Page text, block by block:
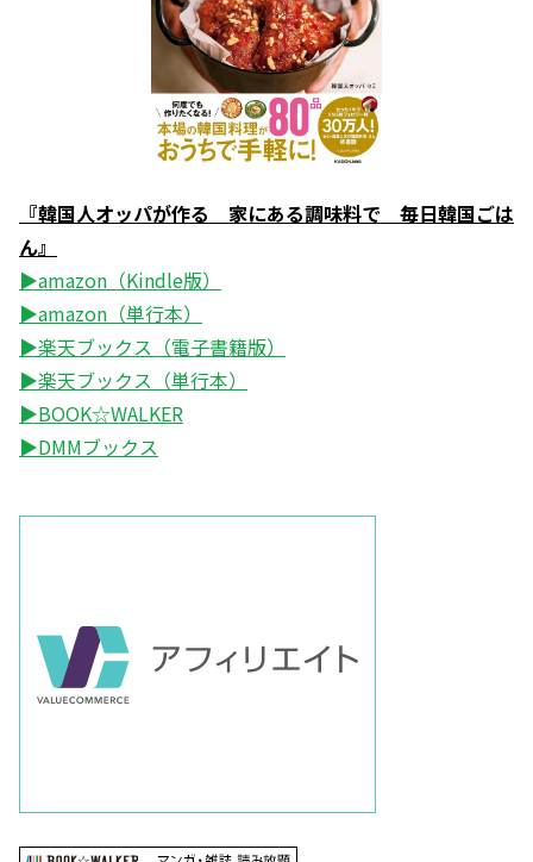
『韓国人オッパが作る 家にある調味料で 毎日韓国ごは
ん』
▶amazon（Kindle版）
▶amazon（単行本）
▶楽天ブックス（電子書籍版）
▶楽天ブックス（単行本）
▶BOOK☆WALKER
▶DMMブックス